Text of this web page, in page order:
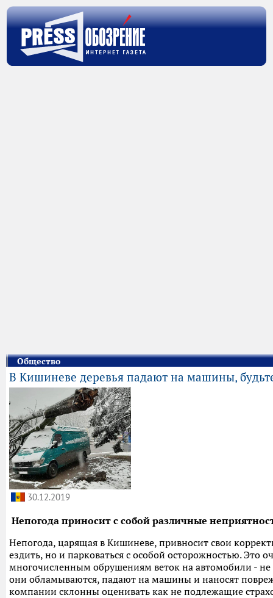
Общество
В Кишиневе деревья падают на машины,
30.12.2019
Непогода приносит с собой различные
Непогода, царящая в Кишиневе, привносит свои
ездить, но и парковаться с особой осторожностью. Это
многочисленным обрушениям веток на автомобили - не
они обламываются, падают на машины и наносят
компании склонны оценивать как не подлежащие